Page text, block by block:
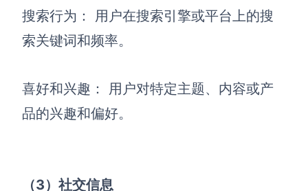
企业版申请试用
获取详细功能指南和技术支持
搜索行为： 用户在搜索引擎或平台上的搜
索关键词和频率。
喜好和兴趣： 用户对特定主题、内容或产
品的兴趣和偏好。
（3）社交信息